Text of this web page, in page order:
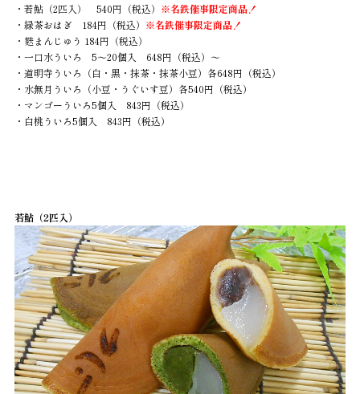
・若鮎（2匹入） 540円（税込） ※名鉄催事限定商品！
・緑茶おはぎ 184円（税込） ※名鉄催事限定商品！
・麩まんじゅう 184円（税込）
・一口水ういろ 5～20個入 648円（税込）～
・道明寺ういろ（白・黒・抹茶・抹茶小豆）各648円（税込）
・水無月ういろ（小豆・うぐいす豆）各540円（税込）
・マンゴーういろ5個入 843円（税込）
・白桃ういろ5個入 843円（税込）
若鮎（2匹入）